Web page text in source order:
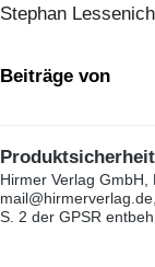
Stephan
Beiträge von
Produktsicherheit
Hirmer Verlag GmbH,
S. 2 der GPSR